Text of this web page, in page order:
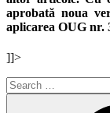
aprobată noua
aplicarea OUG nr.
]]>
Search
for: